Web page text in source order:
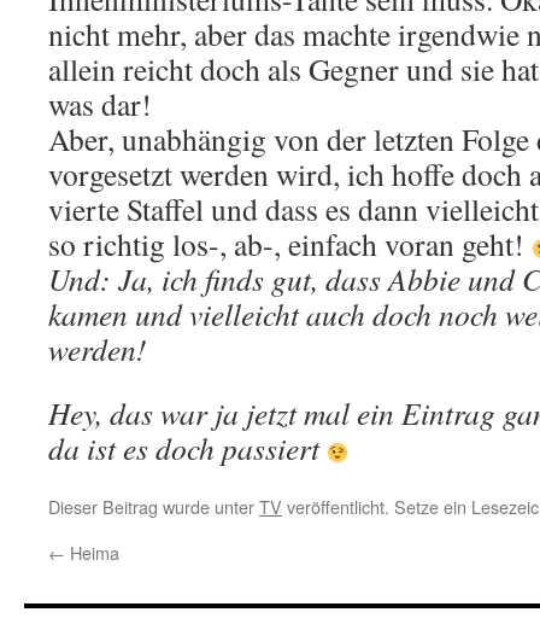
nicht mehr, aber das machte irgendwie
allein reicht doch als Gegner und sie
was dar!
Aber, unabhängig von der letzten Folge
vorgesetzt werden wird, ich hoffe doch
vierte Staffel und dass es dann
so richtig los-, ab-, einfach voran geht!
Und: Ja, ich finds gut, dass Abbie und
kamen und vielleicht auch doch noch
werden!
Hey, das war ja jetzt mal ein Eintrag
da ist es doch passiert
Dieser Beitrag wurde unterTV veröffentlicht. Setze ein
← Heima